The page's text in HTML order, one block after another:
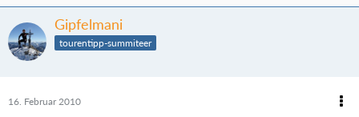
Gipfelmani
tourentipp-summiteer
16. Februar 2010